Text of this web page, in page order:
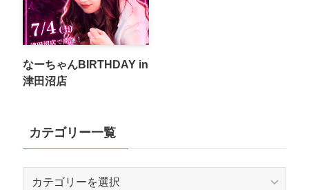
なーちゃんBIRTHDAY in
津田沼店
カテゴリー一覧